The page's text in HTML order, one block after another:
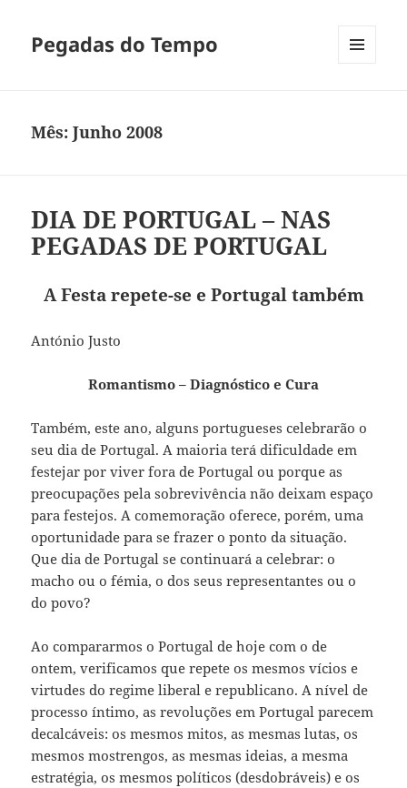
Pegadas do Tempo
Mês:Junho 2008
DIA DE PORTUGAL – NAS
PEGADAS DE PORTUGAL
A Festa repete-se e Portugal também
António Justo
Romantismo – Diagnóstico e Cura
Também, este ano, alguns portugueses celebrarão o
seu dia de Portugal. A maioria terá dificuldade em
festejar por viver fora de Portugal ou porque as
preocupações pela sobrevivência não deixam espaço
para festejos. A comemoração oferece, porém, uma
oportunidade para se frazer o ponto da situação.
Que dia de Portugal se continuará a celebrar: o
macho ou o fémia, o dos seus representantes ou o
do povo?
Ao compararmos o Portugal de hoje com o de
ontem, verificamos que repete os mesmos vícios e
virtudes do regime liberal e republicano. A nível de
processo íntimo, as revoluções em Portugal parecem
decalcáveis: os mesmos mitos, as mesmas lutas, os
mesmos mostrengos, as mesmas ideias, a mesma
estratégia, os mesmos políticos (desdobráveis) e os